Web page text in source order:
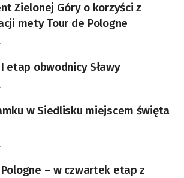
Zielonej Góry o korzyści z
mety Tour de Pologne
etap obwodnicy Sławy
w Siedlisku miejscem święta
– w czwartek etap z